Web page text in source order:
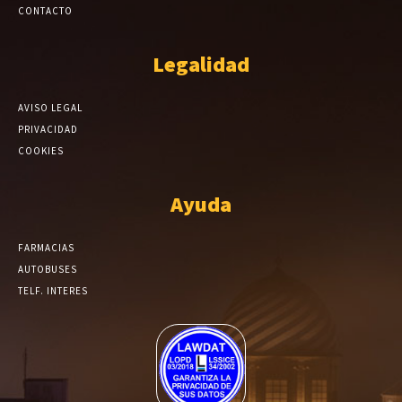
CONTACTO
Legalidad
AVISO LEGAL
PRIVACIDAD
COOKIES
Ayuda
FARMACIAS
AUTOBUSES
TELF. INTERES